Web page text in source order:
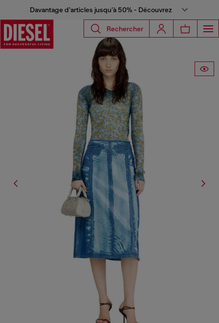
Davantage d’articles jusqu’à 50% - Découvrez
Rechercher